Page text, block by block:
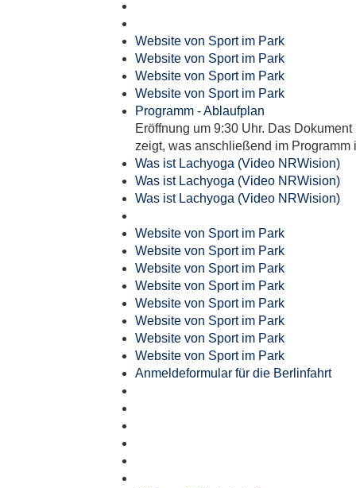
Website von Sport im Park
Website von Sport im Park
Website von Sport im Park
Website von Sport im Park
Programm - Ablaufplan
Eröffnung um 9:30 Uhr. Das Dokument
zeigt, was anschließend im Programm
Was ist Lachyoga (Video NRWision)
Was ist Lachyoga (Video NRWision)
Was ist Lachyoga (Video NRWision)
Website von Sport im Park
Website von Sport im Park
Website von Sport im Park
Website von Sport im Park
Website von Sport im Park
Website von Sport im Park
Website von Sport im Park
Website von Sport im Park
Anmeldeformular für die Berlinfahrt